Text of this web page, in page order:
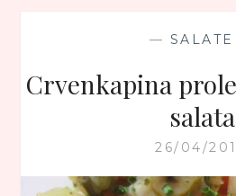
— SALATE
Crvenkapina
salata
26/04/